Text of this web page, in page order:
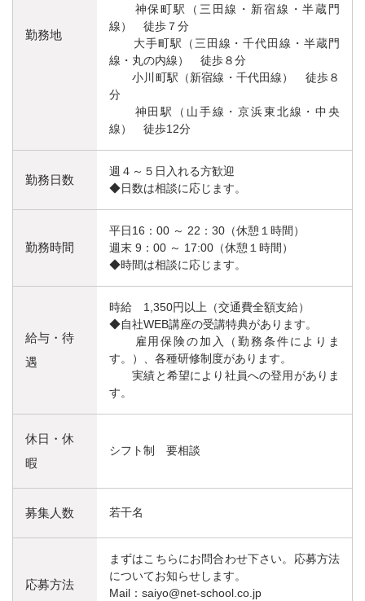
勤務地
神保町駅（三田線・新宿線・半蔵門
線） 徒歩７分
大手町駅（三田線・千代田線・半蔵門
線・丸の内線） 徒歩８分
小川町駅（新宿線・千代田線） 徒歩８
分
神田駅（山手線・京浜東北線・中央
線） 徒歩12分
勤務日数
週４～５日入れる方歓迎
◆日数は相談に応じます。
勤務時間
平日16：00 ～ 22：30（休憩１時間）
週末 9：00 ～ 17:00（休憩１時間）
◆時間は相談に応じます。
給与・待
遇
時給 1,350円以上（交通費全額支給）
◆自社WEB講座の受講特典があります。
雇用保険の加入（勤務条件によりま
す。）、各種研修制度があります。
実績と希望により社員への登用がありま
す。
休日・休
暇
シフト制 要相談
募集人数 若干名
応募方法
まずはこちらにお問合わせ下さい。応募方法
についてお知らせします。
Mail：saiyo@net-school.co.jp